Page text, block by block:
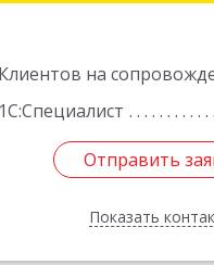
Клиентов на
1С:Специалист
Отправить
Показать
Отправить
Назад